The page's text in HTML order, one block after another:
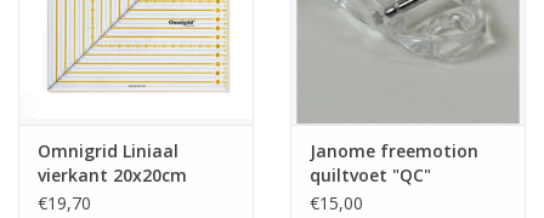
Omnigrid Liniaal
vierkant 20x20cm
€19,70
Janome freemotion
quiltvoet "QC"
€15,00